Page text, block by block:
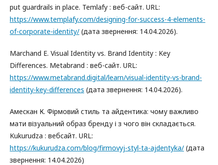
put guardrails in place. Temlafy : веб-сайт. URL:
https://www.templafy.com/designing-for-success-4-elements-
of-corporate-identity/ (дата звернення: 14.04.2026).
Marchand E. Visual Identity vs. Brand Identity : Key
Differences. Metabrand : веб-сайт. URL:
https://www.metabrand.digital/learn/visual-identity-vs-brand-
identity-key-differences (дата звернення: 14.04.2026).
Амескан К. Фірмовий стиль та айдентика: чому важливо
мати візуальний образ бренду і з чого він складається.
Kukurudza : вебсайт. URL:
https://kukurudza.com/blog/firmovyj-styl-ta-ajdentyka/ (дата
звернення: 14.04.2026)